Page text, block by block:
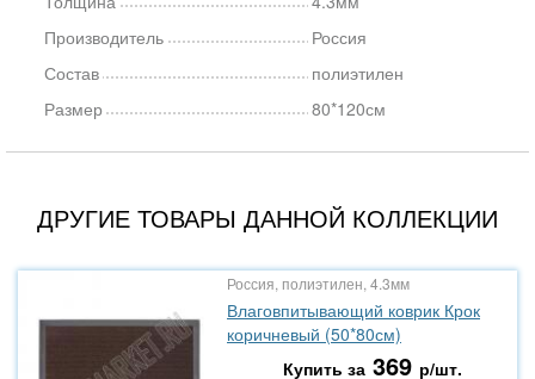
Производитель
Россия
Состав
полиэтилен
Размер
80*120см
ДРУГИЕ ТОВАРЫ ДАННОЙ КОЛЛЕКЦИИ
Россия, полиэтилен, 4.3мм
Влаговпитывающий коврик Крок
коричневый (50*80см)
Купить за 369 р/шт.